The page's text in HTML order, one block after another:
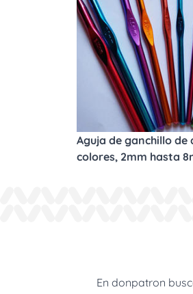
Aguja de ganchillo de
colores, 2mm hasta
En donpatron